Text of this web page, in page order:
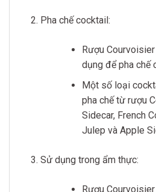
Pha chế cocktail:
Rượu
dụng để pha chế
Một số loại
pha chế từ rượu
Sidecar, French
Julep và Apple
Sử dụng trong ẩm thực:
Rượu